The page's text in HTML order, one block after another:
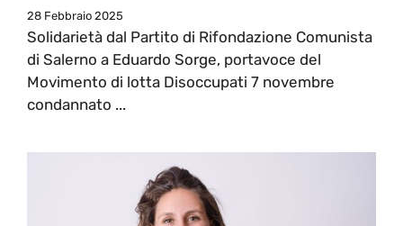
28 Febbraio 2025
Solidarietà dal Partito di Rifondazione Comunista
di Salerno a Eduardo Sorge, portavoce del
Movimento di lotta Disoccupati 7 novembre
condannato ...